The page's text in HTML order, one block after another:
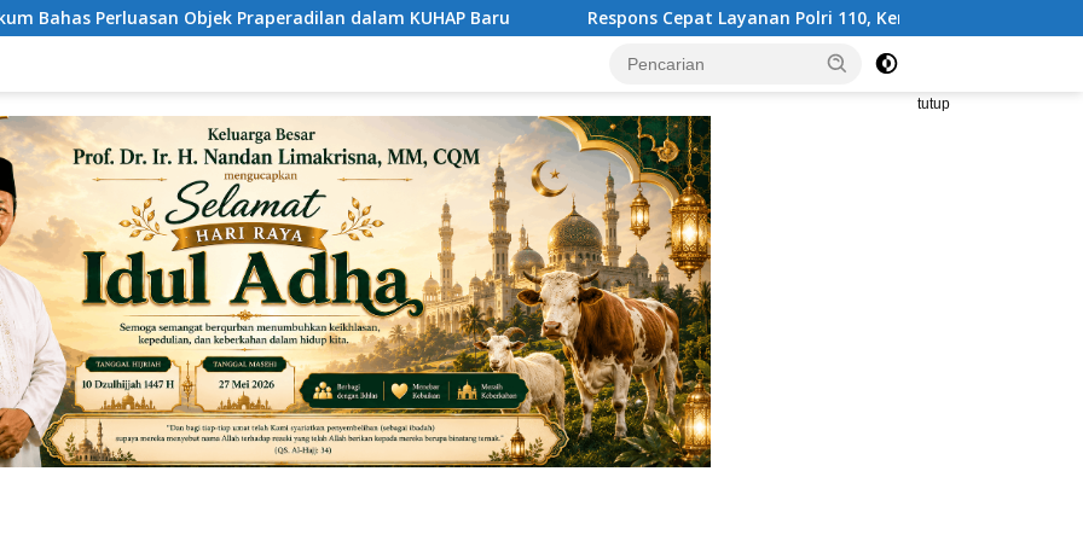
dalam KUHAP Baru Respons Cepat Layanan Polri 110, Kernet Truk yang Tertinggal di Pelabuhan Tanjung
tutup